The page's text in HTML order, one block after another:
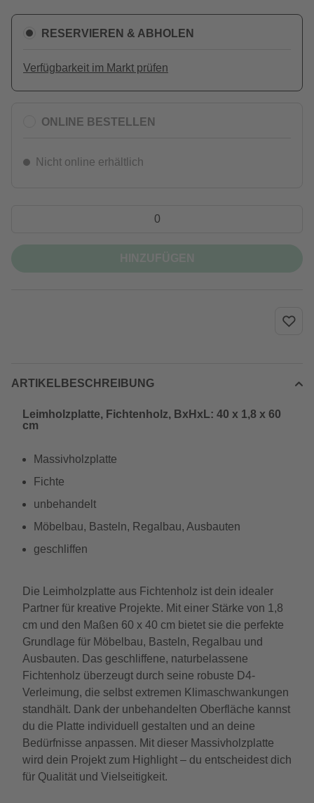
RESERVIEREN & ABHOLEN
Verfügbarkeit im Markt prüfen
ONLINE BESTELLEN
Nicht online erhältlich
ARTIKELBESCHREIBUNG
Leimholzplatte, Fichtenholz, BxHxL: 40 x 1,8 x 60
cm
Massivholzplatte
Fichte
unbehandelt
Möbelbau, Basteln, Regalbau, Ausbauten
geschliffen
Die Leimholzplatte aus Fichtenholz ist dein idealer
Partner für kreative Projekte. Mit einer Stärke von 1,8
cm und den Maßen 60 x 40 cm bietet sie die perfekte
Grundlage für Möbelbau, Basteln, Regalbau und
Ausbauten. Das geschliffene, naturbelassene
Fichtenholz überzeugt durch seine robuste D4-
Verleimung, die selbst extremen Klimaschwankungen
standhält. Dank der unbehandelten Oberfläche kannst
du die Platte individuell gestalten und an deine
Bedürfnisse anpassen. Mit dieser Massivholzplatte
wird dein Projekt zum Highlight – du entscheidest dich
für Qualität und Vielseitigkeit.